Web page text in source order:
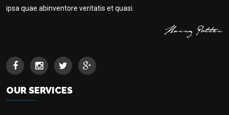
ipsa quae abinventore veritatis et quasi.
OUR SERVICES